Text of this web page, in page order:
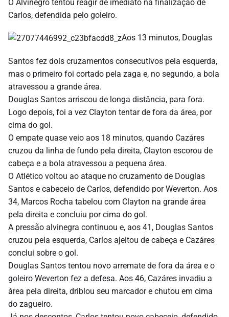
O Alvinegro tentou reagir de imediato na finalização de
Carlos, defendida pelo goleiro.
Aos 13 minutos, Douglas
Santos fez dois cruzamentos consecutivos pela esquerda,
mas o primeiro foi cortado pela zaga e, no segundo, a bola
atravessou a grande área.
Douglas Santos arriscou de longa distância, para fora.
Logo depois, foi a vez Clayton tentar de fora da área, por
cima do gol.
O empate quase veio aos 18 minutos, quando Cazáres
cruzou da linha de fundo pela direita, Clayton escorou de
cabeça e a bola atravessou a pequena área.
O Atlético voltou ao ataque no cruzamento de Douglas
Santos e cabeceio de Carlos, defendido por Weverton. Aos
34, Marcos Rocha tabelou com Clayton na grande área
pela direita e concluiu por cima do gol.
A pressão alvinegra continuou e, aos 41, Douglas Santos
cruzou pela esquerda, Carlos ajeitou de cabeça e Cazáres
conclui sobre o gol.
Douglas Santos tentou novo arremate de fora da área e o
goleiro Weverton fez a defesa. Aos 46, Cazáres invadiu a
área pela direita, driblou seu marcador e chutou em cima
do zagueiro.